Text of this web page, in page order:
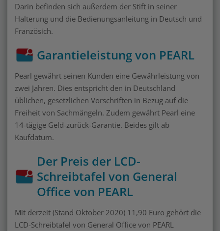
Darin befinden sich außerdem der Stift in seiner
Halterung und die Bedienungsanleitung in Deutsch und
Französich.
Garantieleistung von PEARL
Pearl gewährt seinen Kunden eine Gewährleistung von
zwei Jahren. Dies entspricht den in Deutschland
üblichen, gesetzlichen Vorschriften in Bezug auf die
Freiheit von Sachmängeln. Zudem gewährt Pearl eine
14-tägige Geld-zurück-Garantie. Beides gilt ab
Kaufdatum.
Der Preis der LCD-
Schreibtafel von General
Office von PEARL
Mit derzeit (Stand Oktober 2020) 11,90 Euro gehört die
LCD-Schreibtafel von General Office von PEARL